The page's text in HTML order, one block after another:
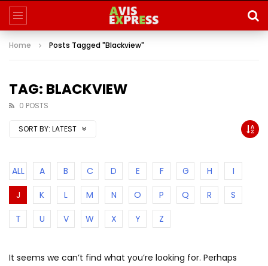
Home Posts Tagged "Blackview"
TAG: BLACKVIEW
0 POSTS
SORT BY: LATEST
ALL A B C D E F G H
I
J
K L M N O P Q R
S
T
U V W X Y Z
It seems we can’t find what you’re looking for. Perhaps